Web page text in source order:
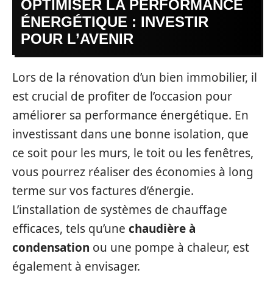
OPTIMISER LA PERFORMANCE
ÉNERGÉTIQUE : INVESTIR
POUR L’AVENIR
Lors de la rénovation d’un bien immobilier, il
est crucial de profiter de l’occasion pour
améliorer sa performance énergétique. En
investissant dans une bonne isolation, que
ce soit pour les murs, le toit ou les fenêtres,
vous pourrez réaliser des économies à long
terme sur vos factures d’énergie.
L’installation de systèmes de chauffage
efficaces, tels qu’une chaudière à
condensation ou une pompe à chaleur, est
également à envisager.